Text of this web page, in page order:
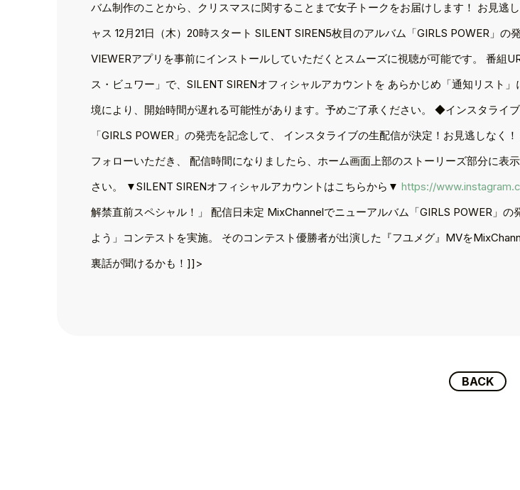
TOPICS
TALENT
バム制作のことから、クリスマスに関することまで女子トークをお届けします！ お見逃
ャス 12月21日（木）20時スタート SILENT SIREN5枚目のアルバム「GIRLS POWER」
VIEWERアプリを事前にインストールしていただくとスムーズに視聴が可能です。 番組
ス・ビュワー」で、SILENT SIRENオフィシャルアカウントを あらかじめ「通知リスト
境により、開始時間が遅れる可能性があります。予めご了承ください。 ◆インスタライ
「GIRLS POWER」の発売を記念して、 インスタライブの生配信が決定！お見逃しなく
フォローいただき、 配信時間になりましたら、ホーム画面上部のストーリーズ部分に表
さい。 ▼SILENT SIRENオフィシャルアカウントはこちらから▼ https://
解禁直前スペシャル！」 配信日未定 MixChannelでニューアルバム「GIRLS POWER」
よう」コンテストを実施。 そのコンテスト優勝者が出演した『フユメグ』MVを
裏話が聞けるかも！]]>
BACK